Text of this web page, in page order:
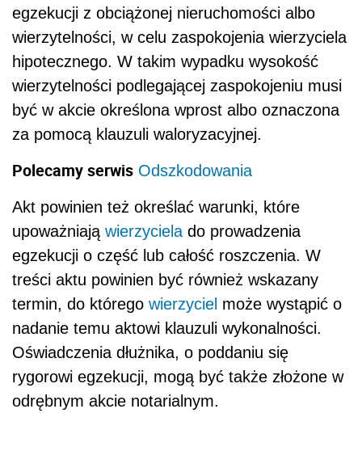
egzekucji z obciążonej nieruchomości albo
wierzytelności, w celu zaspokojenia wierzyciela
hipotecznego. W takim wypadku wysokość
wierzytelności podlegającej zaspokojeniu musi
być w akcie określona wprost albo oznaczona
za pomocą klauzuli waloryzacyjnej.
Polecamy serwis Odszkodowania
Akt powinien też określać warunki, które
upoważniają wierzyciela do prowadzenia
egzekucji o część lub całość roszczenia. W
treści aktu powinien być również wskazany
termin, do którego wierzyciel może wystąpić o
nadanie temu aktowi klauzuli wykonalności.
Oświadczenia dłużnika, o poddaniu się
rygorowi egzekucji, mogą być także złożone w
odrębnym akcie notarialnym.